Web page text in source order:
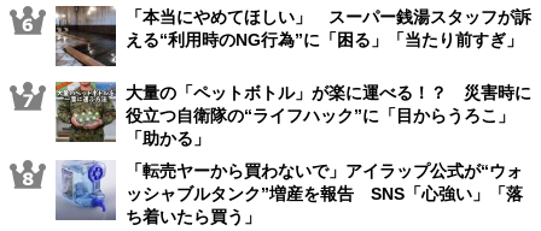
「本当にやめてほしい」 スーパー銭湯スタッフが訴
える“利用時のNG行為”に「困る」「当たり前すぎ」
大量の「ペットボトル」が楽に運べる！？ 災害時に
役立つ自衛隊の“ライフハック”に「目からうろこ」
「助かる」
「転売ヤーから買わないで」アイラップ公式が“ウォ
ッシャブルタンク”増産を報告 SNS「心強い」「落
ち着いたら買う」